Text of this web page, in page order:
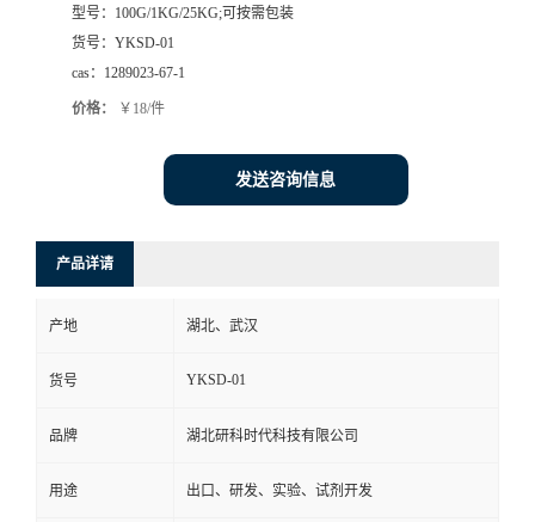
型号： 100G/1KG/25KG;可按需包装
货号： YKSD-01
cas： 1289023-67-1
价格： ￥18/件
发送咨询信息
产品详请
产地 湖北、武汉
货号 YKSD-01
品牌 湖北研科时代科技有限公司
用途 出口、研发、实验、试剂开发